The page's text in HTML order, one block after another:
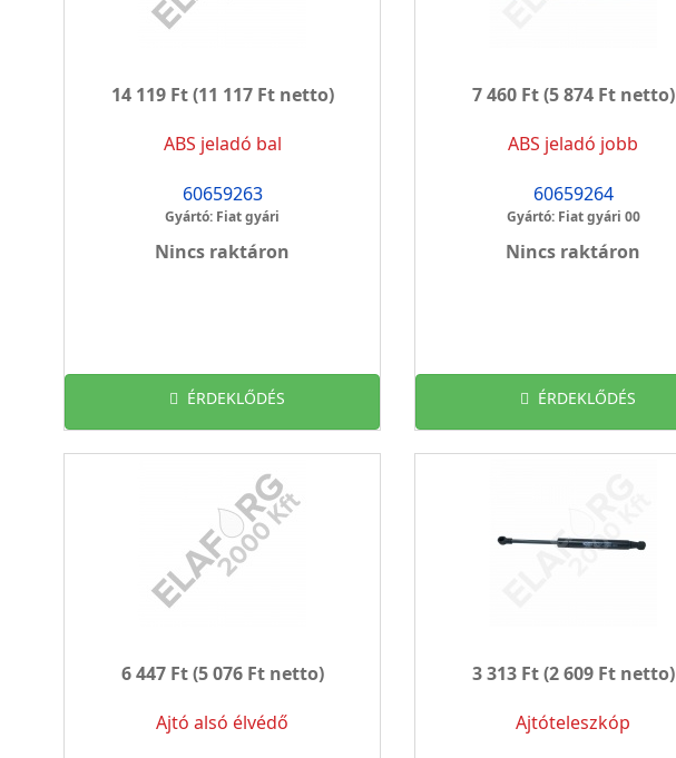
14 119 Ft(11 117 Ft netto)
ABS jeladó bal
60659263
Gyártó: Fiat gyári
Nincs raktáron
ÉRDEKLŐDÉS
7 460 Ft(5 874 Ft netto)
ABS jeladó jobb
60659264
Gyártó: Fiat gyári 00
Nincs raktáron
ÉRDEKLŐDÉS
6 447 Ft(5 076 Ft netto)
Ajtó alsó élvédő
3 313 Ft(2 609 Ft netto)
Ajtóteleszkóp